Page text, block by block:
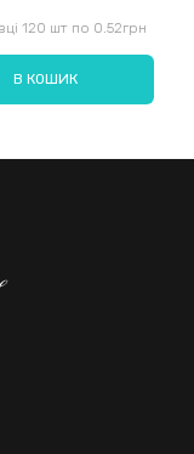
120 шт по 0.52грн
В КОШИК